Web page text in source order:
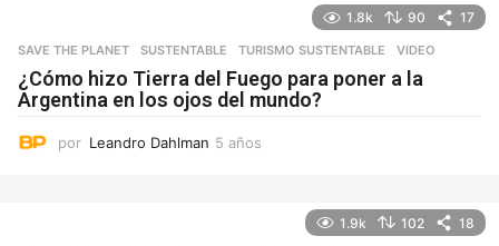
1.8k 90 17
SAVE THE PLANET ,SUSTENTABLE ,TURISMO SUSTENTABLE VIDEO
¿Cómo hizo Tierra del Fuego para poner a la
Argentina en los ojos del mundo?
por Leandro Dahlman 5 años
1.9k 102 18